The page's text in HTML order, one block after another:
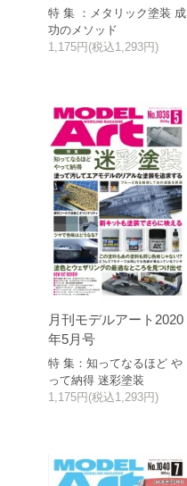
特 集 ：メタリック塗装 成
功のメソッド
1,175円(税込1,293円)
月刊モデルアート2020
年5月号
特 集：知ってなるほど や
って納得 迷彩塗装
1,175円(税込1,293円)